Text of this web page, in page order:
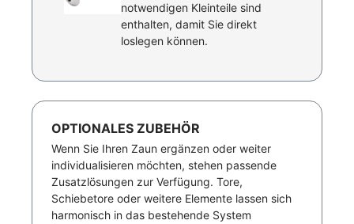
notwendigen Kleinteile sind
enthalten, damit Sie direkt
loslegen können.
OPTIONALES ZUBEHÖR
Wenn Sie Ihren Zaun ergänzen oder weiter
individualisieren möchten, stehen passende
Zusatzlösungen zur Verfügung. Tore,
Schiebetore oder weitere Elemente lassen sich
harmonisch in das bestehende System